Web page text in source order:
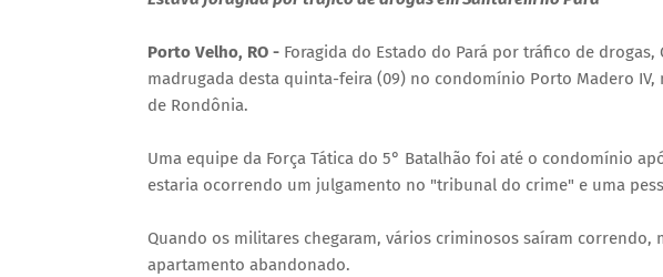
Porto Velho, RO - Foragida do Estado do Pará por tráfico de drogas,
madrugada desta quinta-feira (09) no condomínio Porto Madero IV,
de Rondônia.
Uma equipe da Força Tática do 5° Batalhão foi até o condomínio
estaria ocorrendo um julgamento no "tribunal do crime" e uma
Quando os militares chegaram, vários criminosos saíram correndo,
apartamento abandonado.